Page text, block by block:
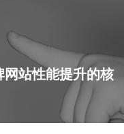
站性能提升的核